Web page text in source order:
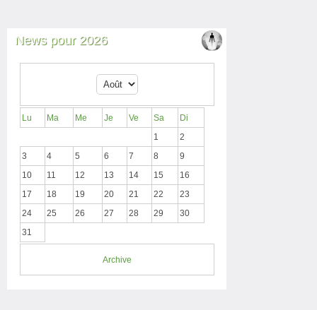
News pour 2026
Lu Ma Me Je Ve Sa
Di
1
2
3
4 5 6 7 8
9
10
11 12 13 14 15
16
17
18 19 20 21 22
23
24
25 26 27 28 29
30
31
Archive